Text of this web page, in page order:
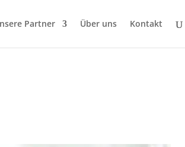
Partner Über uns Kontakt